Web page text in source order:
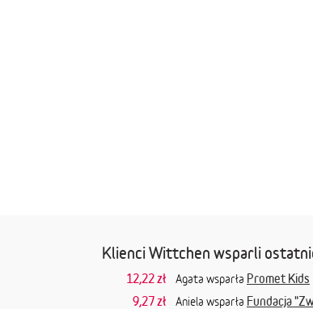
Klienci Wittchen wsparli
12,22 zł Agata wsparła Promet Kids
9,27 zł
Aniela wsparła Fundacja